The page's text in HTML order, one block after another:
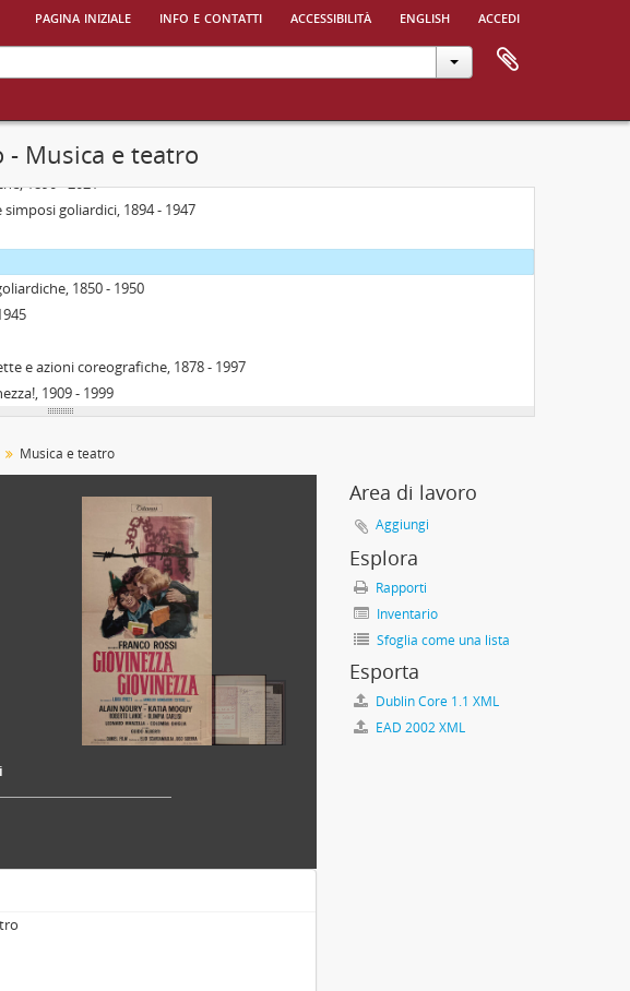
pagina iniziale info e contatti accessibilità english accedi
- Musica e teatro
ultimo quarto del XVIII sec. - 1970
1890 - 2021
goliardici, 1894 - 1947
1850 - 1950
e azioni coreografiche, 1878 - 1997
1909 - 1999
e sport in genere, 1951 - 2000
1892 - 1996
e Università, 1848 - 1997
Seconda metà XIX sec. - prima metà XX sec.
Musica e teatro
Area di lavoro
Aggiungi
Esplora
Rapporti
Inventario
Sfoglia come una lista
Esporta
Dublin Core 1.1 XML
EAD 2002 XML